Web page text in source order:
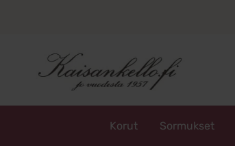
Korut Sormukset